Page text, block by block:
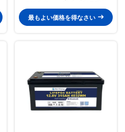
最もよい価格を得なさい